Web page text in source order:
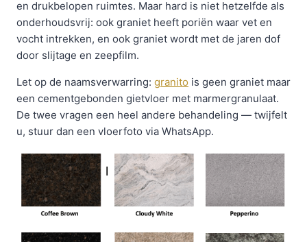
en drukbelopen ruimtes. Maar hard is niet hetzelfde als
onderhoudsvrij: ook graniet heeft poriën waar vet en
vocht intrekken, en ook graniet wordt met de jaren dof
door slijtage en zeepfilm.
Let op de naamsverwarring: granito is geen graniet maar
een cementgebonden gietvloer met marmergranulaat.
De twee vragen een heel andere behandeling — twijfelt
u, stuur dan een vloerfoto via WhatsApp.